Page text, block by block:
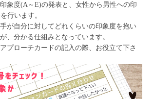
象度(A～E)の発表と、女性から男性への印
行います。
が自分に対してどれくらいの印象度を抱い
、分かる仕組みとなっています。
プローチカードの記入の際、お役立て下さ